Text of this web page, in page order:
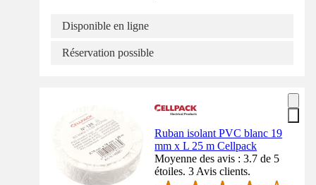
Disponible en ligne
Réservation possible
Ruban isolant PVC blanc 19
mm x L 25 m Cellpack
Moyenne des avis : 3.7 de 5
étoiles. 3 Avis clients.